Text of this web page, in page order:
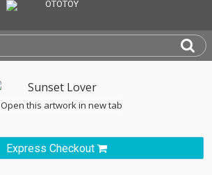
Open this artwork in new tab
Express Checkout